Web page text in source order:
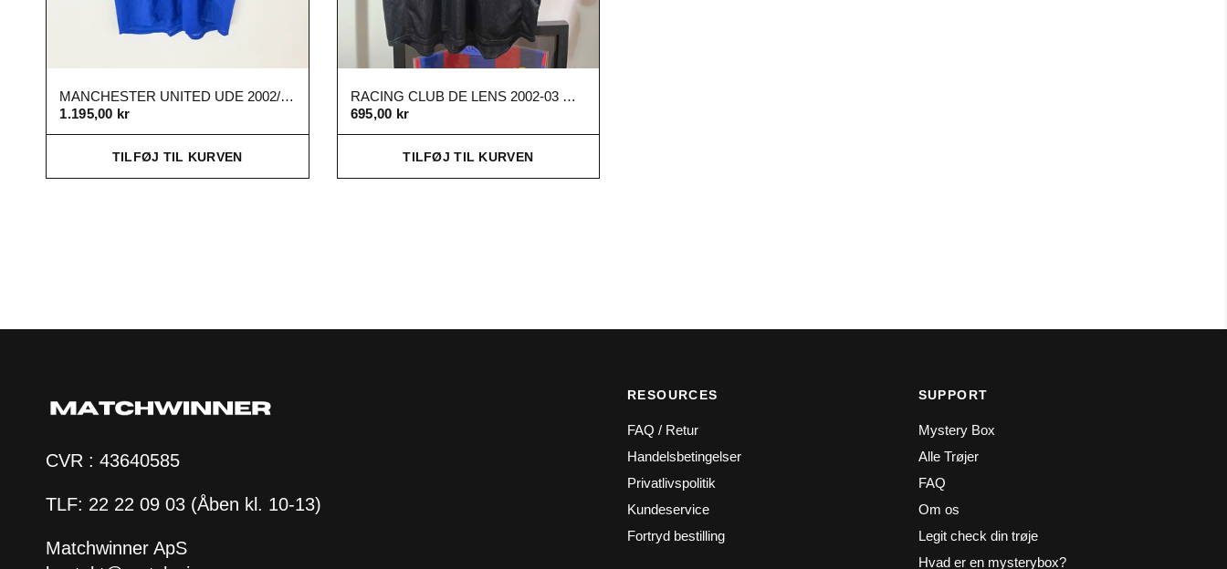
MANCHESTER UNITED UDE 2002/03 XL
1.195,00 kr
TILFØJ TIL KURVEN
RACING CLUB DE LENS 2002-03 UDE XL
695,00 kr
TILFØJ TIL KURVEN
CVR : 43640585
TLF: 22 22 09 03 (Åben kl. 10-13)
Matchwinner ApS
RESOURCES
FAQ / Retur
Handelsbetingelser
Privatlivspolitik
Kundeservice
Fortryd bestilling
SUPPORT
Mystery Box
Alle Trøjer
FAQ
Om os
Legit check din trøje
Hvad er en mysterybox?